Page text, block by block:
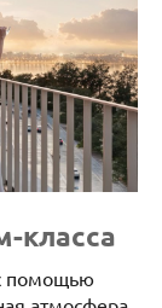
класса
помощью